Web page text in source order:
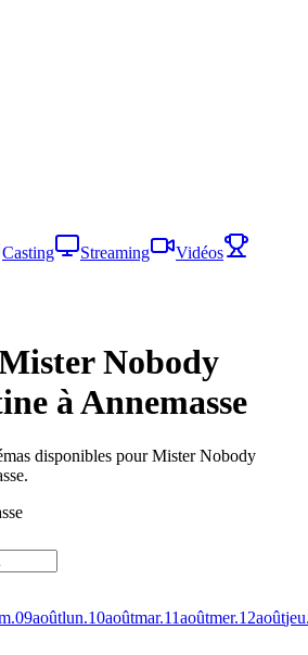
Casting Streaming
Vidéos
Nobody
à Annemasse
disponibles pour Mister Nobody
09aoûtlun.10aoûtmar.11aoûtmer.12août